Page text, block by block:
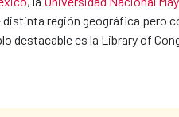
región geográfica pero
es la Library of